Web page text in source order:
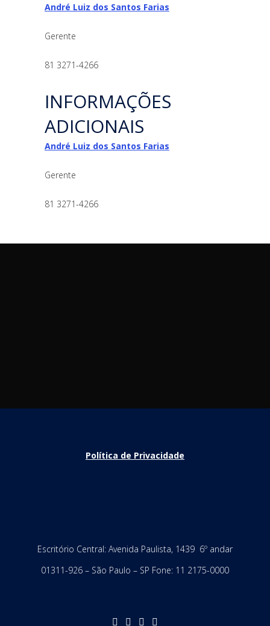
André Luiz dos Santos Farias
Gerente
81 3271-4266
INFORMAÇÕES
ADICIONAIS
André Luiz dos Santos Farias
Gerente
81 3271-4266
Política de Privacidade
Escritório Central: Avenida Paulista, 1439 6º andar
01311-926 – São Paulo – SP Fone: 11 2175-0000